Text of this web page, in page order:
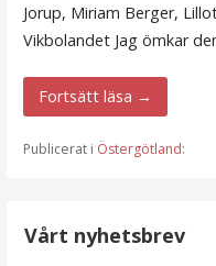
Jorup, Miriam Berger,
Vikbolandet Jag ömkar
Fortsätt läsa →
Publicerat i Östergötland:
Vårt nyhetsbrev